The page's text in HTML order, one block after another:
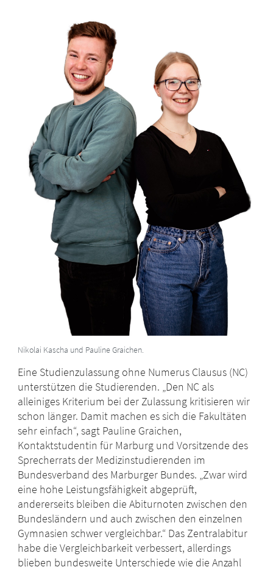
Nikolai Kascha und Pauline Graichen.
Eine Studienzulassung ohne Numerus Clausus (NC)
unterstützen die Studierenden. „Den NC als
alleiniges Kriterium bei der Zulassung kritisieren wir
schon länger. Damit machen es sich die Fakultäten
sehr einfach“, sagt Pauline Graichen,
Kontaktstudentin für Marburg und Vorsitzende des
Sprecherrats der Medizinstudierenden im
Bundesverband des Marburger Bundes. „Zwar wird
eine hohe Leistungsfähigkeit abgeprüft,
andererseits bleiben die Abiturnoten zwischen den
Bundesländern und auch zwischen den einzelnen
Gymnasien schwer vergleichbar.“ Das Zentralabitur
habe die Vergleichbarkeit verbessert, allerdings
blieben bundesweite Unterschiede wie die Anzahl